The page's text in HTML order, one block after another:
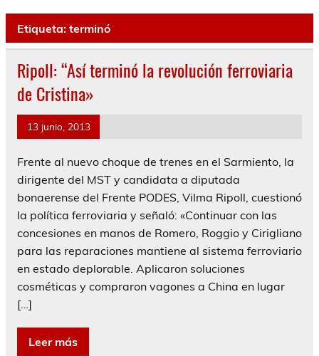
Etiqueta: terminó
Ripoll: “Así terminó la revolución ferroviaria
de Cristina»
13 junio, 2013
Frente al nuevo choque de trenes en el Sarmiento, la
dirigente del MST y candidata a diputada
bonaerense del Frente PODES, Vilma Ripoll, cuestionó
la política ferroviaria y señaló: «Continuar con las
concesiones en manos de Romero, Roggio y Cirigliano
para las reparaciones mantiene al sistema ferroviario
en estado deplorable. Aplicaron soluciones
cosméticas y compraron vagones a China en lugar
[…]
Leer más